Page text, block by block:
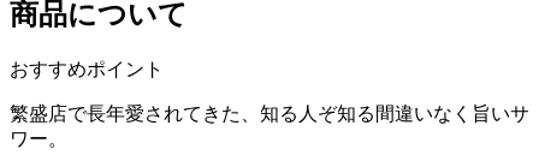
商品について
おすすめポイント
繁盛店で長年愛されてきた、知る人ぞ知る間違いなく旨いサ
ワー。